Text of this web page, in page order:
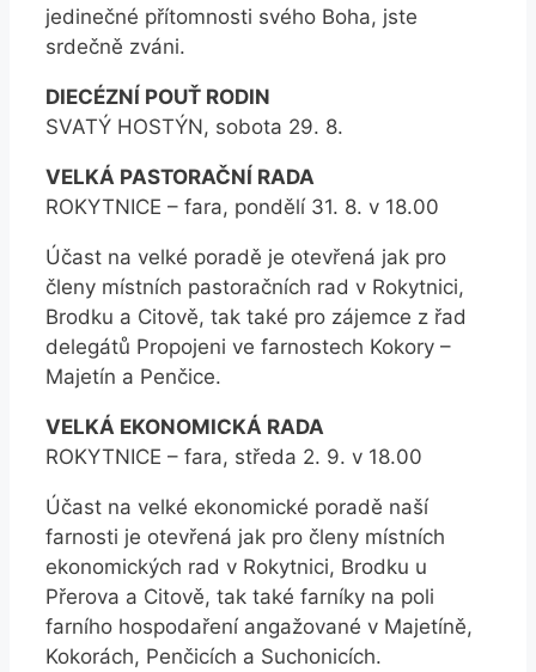
jedinečné přítomnosti svého Boha, jste
srdečně zváni.
DIECÉZNÍ POUŤ RODIN
SVATÝ HOSTÝN, sobota 29. 8.
VELKÁ PASTORAČNÍ RADA
ROKYTNICE – fara, pondělí 31. 8. v 18.00
Účast na velké poradě je otevřená jak pro
členy místních pastoračních rad v Rokytnici,
Brodku a Citově, tak také pro zájemce z řad
delegátů Propojeni ve farnostech Kokory –
Majetín a Penčice.
VELKÁ EKONOMICKÁ RADA
ROKYTNICE – fara, středa 2. 9. v 18.00
Účast na velké ekonomické poradě naší
farnosti je otevřená jak pro členy místních
ekonomických rad v Rokytnici, Brodku u
Přerova a Citově, tak také farníky na poli
farního hospodaření angažované v Majetíně,
Kokorách, Penčicích a Suchonicích.